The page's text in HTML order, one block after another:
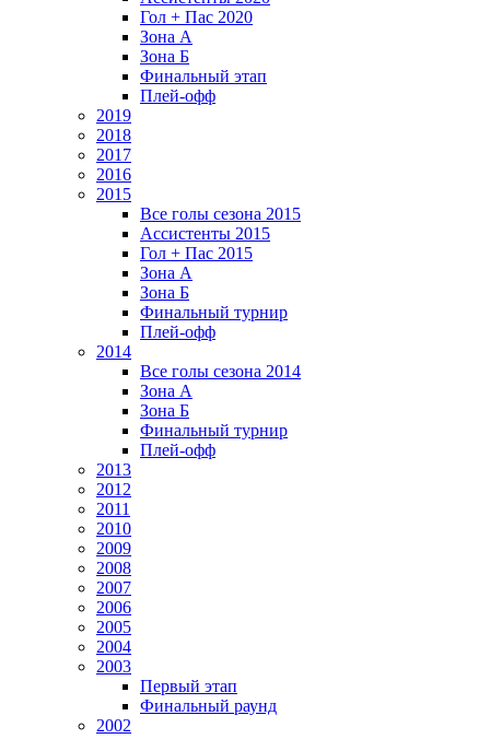
Гол + Пас 2020
Зона А
Зона Б
Финальный этап
Плей-офф
2019
2018
2017
2016
2015
Все голы сезона 2015
Ассистенты 2015
Гол + Пас 2015
Зона А
Зона Б
Финальный турнир
Плей-офф
2014
Все голы сезона 2014
Зона А
Зона Б
Финальный турнир
Плей-офф
2013
2012
2011
2010
2009
2008
2007
2006
2005
2004
2003
Первый этап
Финальный раунд
2002